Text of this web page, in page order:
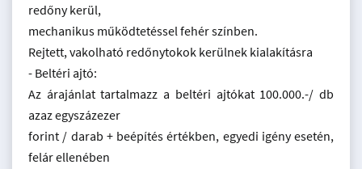
redőny kerül,
mechanikus működtetéssel fehér színben.
Rejtett, vakolható redőnytokok kerülnek kialakításra
- Beltéri ajtó:
Az árajánlat tartalmazz a beltéri ajtókat 100.000.-/ db
azaz egyszázezer
forint / darab + beépítés értékben, egyedi igény esetén,
felár ellenében